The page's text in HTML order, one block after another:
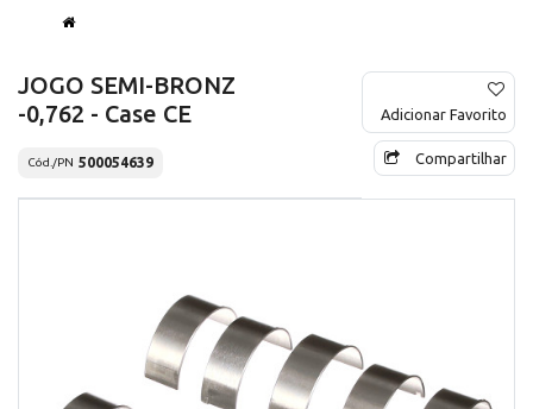
JOGO SEMI-BRONZ
-0,762 - Case CE
Cód./PN 500054639
Adicionar Favorito
Compartilhar